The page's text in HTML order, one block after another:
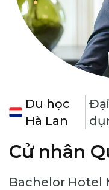
Du học
Hà Lan
Cử nhân
Bachelor Hotel